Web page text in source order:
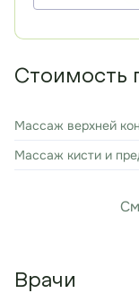
Стоимость
Массаж верхней
Массаж кисти и
Врачи